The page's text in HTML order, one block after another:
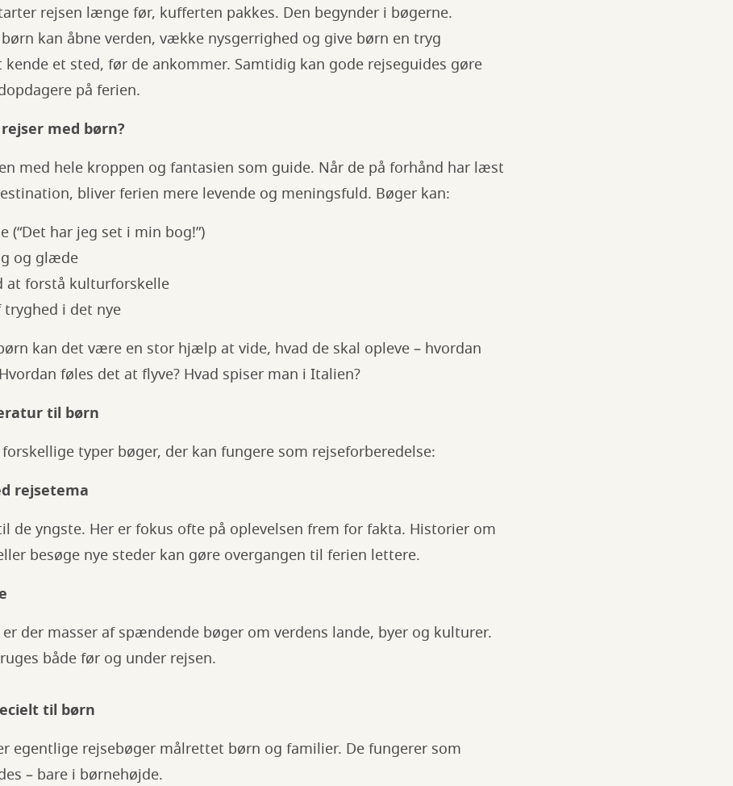
rejsen længe før, kufferten pakkes. Den begynder i bøgerne.
kan åbne verden, vække nysgerrighed og give børn en tryg
et sted, før de ankommer. Samtidig kan gode rejseguides gøre
på ferien.
med børn?
med hele kroppen og fantasien som guide. Når de på forhånd har læst
bliver ferien mere levende og meningsfuld. Bøger kan:
(“Det har jeg set i min bog!”)
og glæde
at forstå kulturforskelle
tryghed i det nye
kan det være en stor hjælp at vide, hvad de skal opleve – hvordan
føles det at flyve? Hvad spiser man i Italien?
til børn
typer bøger, der kan fungere som rejseforberedelse:
rejsetema
de yngste. Her er fokus ofte på oplevelsen frem for fakta. Historier om
besøge nye steder kan gøre overgangen til ferien lettere.
der masser af spændende bøger om verdens lande, byer og kulturer.
både før og under rejsen.
til børn
egentlige rejsebøger målrettet børn og familier. De fungerer som
– bare i børnehøjde.